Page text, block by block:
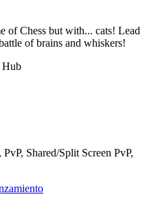
of Chess but with... cats! Lead
of brains and whiskers!
Hub
Shared/Split Screen PvP,